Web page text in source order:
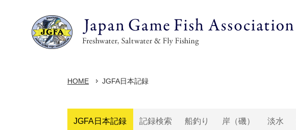
HOME JGFA日本記録
JGFA日本記録 記録検索 船釣り 岸（磯） 淡水